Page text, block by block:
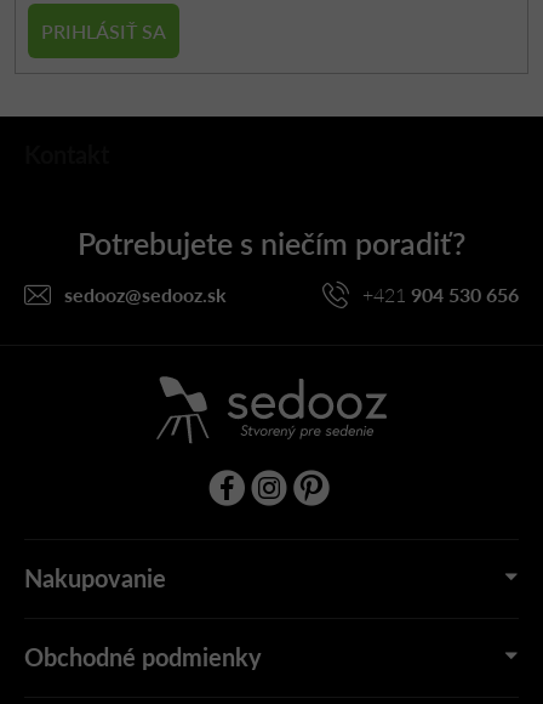
PRIHLÁSIŤ SA
sedooz@sedooz.sk +421 904 530 656
Nakupovanie
Obchodné podmienky